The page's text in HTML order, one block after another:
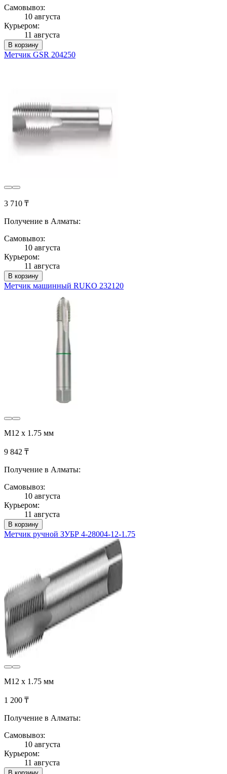
Самовывоз:
10 августа
Курьером:
11 августа
В корзину
Метчик GSR 204250
3 710 ₸
Получение в Алматы:
Самовывоз:
10 августа
Курьером:
11 августа
В корзину
Метчик машинный RUKO 232120
M12 x 1.75 мм
9 842 ₸
Получение в Алматы:
Самовывоз:
10 августа
Курьером:
11 августа
В корзину
Метчик ручной ЗУБР 4-28004-12-1.75
М12 x 1.75 мм
1 200 ₸
Получение в Алматы:
Самовывоз:
10 августа
Курьером:
11 августа